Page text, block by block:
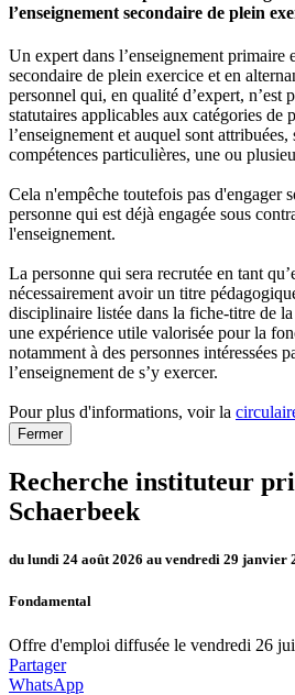
l’enseignement secondaire de plein
Un expert dans l’enseignement primaire
secondaire de plein exercice et en
personnel qui, en qualité d’expert, n’est
statutaires applicables aux catégories de
l’enseignement et auquel sont attribuées,
compétences particulières, une ou
Cela n'empêche toutefois pas d'engager
personne qui est déjà engagée sous
l'enseignement.
La personne qui sera recrutée en tant
nécessairement avoir un titre
disciplinaire listée dans la fiche-titre de
une expérience utile valorisée pour la
notamment à des personnes intéressées
l’enseignement de s’y exercer.
Pour plus d'informations, voir la
Fermer
Recherche instituteur
Schaerbeek
du lundi 24 août 2026 au vendredi 29 janvier
Fondamental
Offre d'emploi diffusée le vendredi 26
Partager
WhatsApp